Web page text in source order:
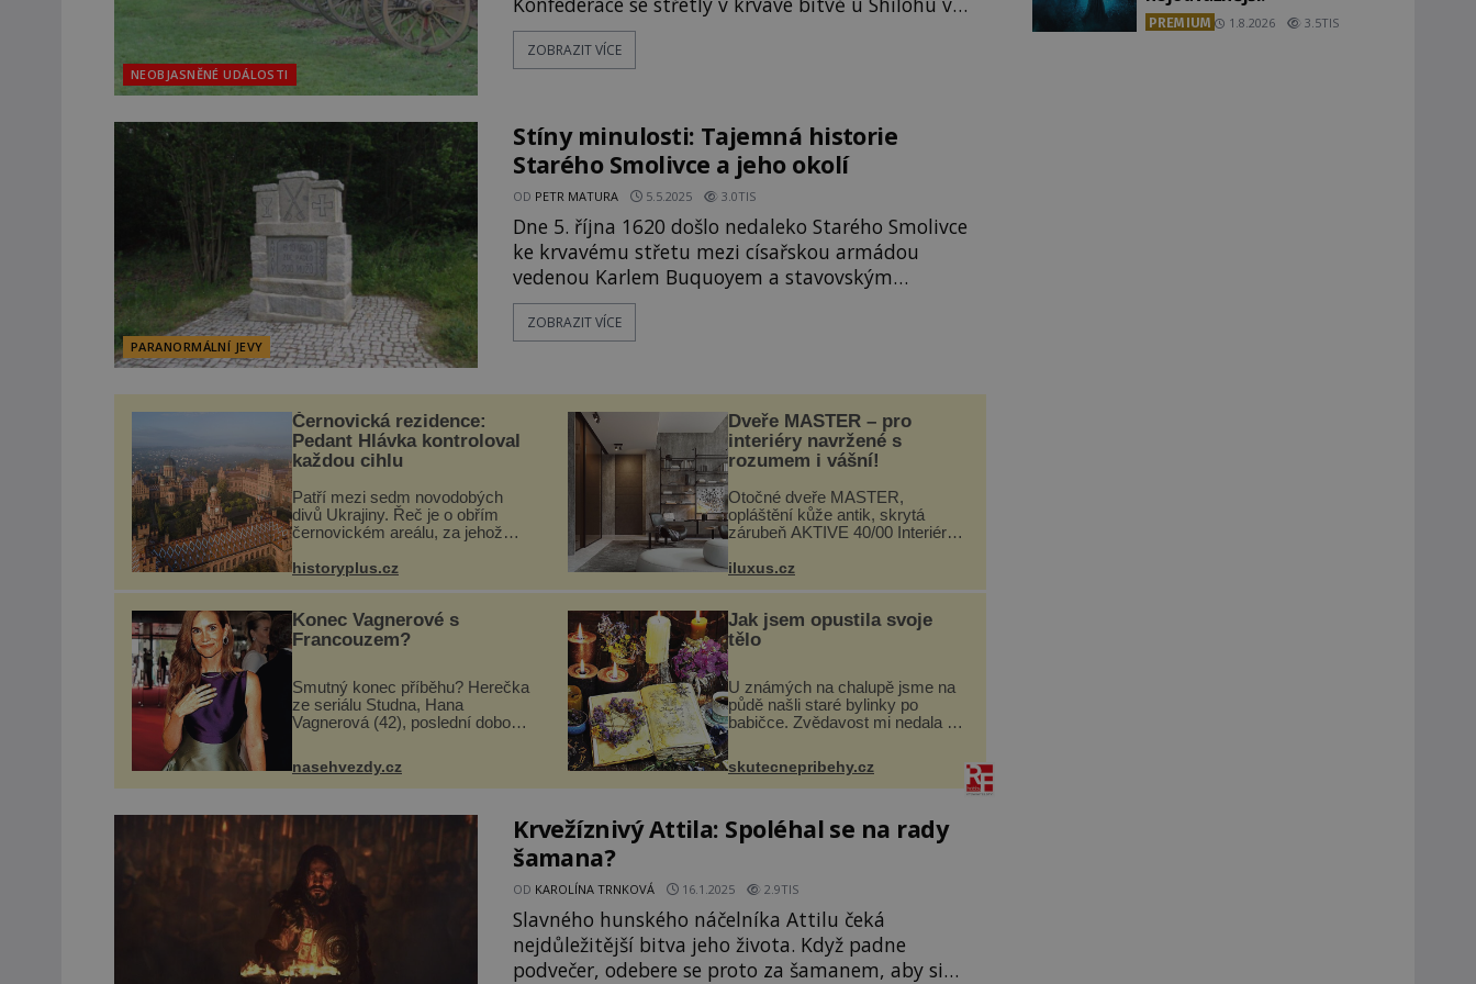
NEOBJASNĚNÉ UDÁLOSTI
Tennessee. Výsledek? Šestnáct tisíc těžce
raněných, kteří čekali na blátivém bojišti
bojiště pokryl soumrak přicházející noc
ZOBRAZIT VÍCE
PARANORMÁLNÍ JEVY
Stíny minulosti: Tajemná historie
Starého Smolivce a jeho okolí
OD PETR MATURA 5.5.2025 3.0TIS
Dne 5. října 1620 došlo nedaleko Starého Smolivce
ke krvavému střetu mezi císařskou armádou
vedenou Karlem Buquoyem a stavovským
vojskem Kristiána z Anhaltu. V předvečer známé
bitvy na Bílé hoře zde padlo přes dvě stě mužů.
utrpení Okraj obce ukrývá místo zvané
ZOBRAZIT VÍCE
Černovická rezidence:
Pedant Hlávka kontroloval
každou cihlu
Patří mezi sedm novodobých
divů Ukrajiny. Řeč je o obřím
černovickém areálu, za jehož
architekt Josef Hlávka. Ten si na
něm dal mimořádně záležet.
historyplus.cz
Dveře MASTER – pro
interiéry navržené s
rozumem i vášní!
Otočné dveře MASTER,
opláštění kůže antik, skrytá
zárubeň AKTIVE 40/00 Interiéry
vyžadují atypické rozměry nejen
nábytku, ale i otvorových prvků.
iluxus.cz
Konec Vagnerové s
Francouzem?
Smutný konec příběhu? Herečka
ze seriálu Studna, Hana
Vagnerová (42), poslední dobou
časy její anorexie jsou už dávno
pryč a opět se pyšnila ženskými
křivkami, najednou s...
nasehvezdy.cz
Jak jsem opustila svoje
tělo
U známých na chalupě jsme na
půdě našli staré bylinky po
babičce. Zvědavost mi nedala a
Zimní pobyt na chalupě se pro
mě vlastní vinou změnil v děsivý
zážitek, na kt...
skutecnepribehy.cz
Krvežíznivý Attila: Spoléhal se na rady
šamana?
OD KAROLÍNA TRNKOVÁ 16.1.2025 2.9TIS
Slavného hunského náčelníka Attilu čeká
nejdůležitější bitva jeho života. Když padne
podvečer, odebere se proto za šamanem, aby si
PREMIUM 1.8.2026 3.5TIS